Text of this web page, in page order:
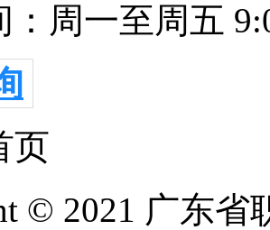
：周一至周五
页
© 2021 广东